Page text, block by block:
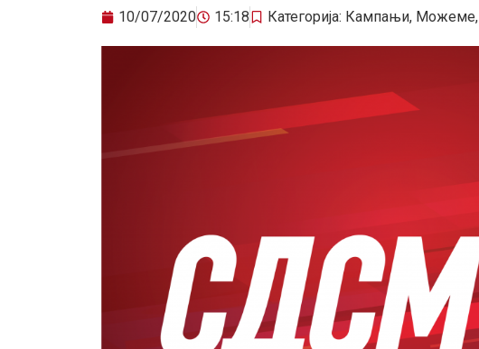
10/07/2020 15:18 Категорија: Кампањи, Можеме,